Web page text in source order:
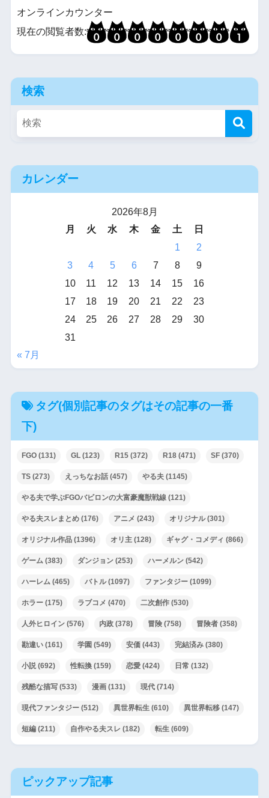
オンラインカウンター
現在の閲覧者数:
検索
カレンダー
2026年8月
月
火 水 木 金 土
日
1
2
3
4 5 6 7 8
9
10
11 12 13 14 15
16
17
18 19 20 21 22
23
24
25 26 27 28 29
30
31
« 7月
タグ(個別記事のタグはその記事の一番
下)
FGO(131) GL(123) R15(372) R18(471) SF(370)
TS(273) えっちなお話(457) やる夫(1145)
やる夫で学ぶFGOバビロンの大富豪魔獣戦線(121)
やる夫スレまとめ(176) アニメ (243) オリジナル(301)
オリジナル作品(1396) オリ主(128) ギャグ・コメディ (866)
ゲーム(383) ダンジョン(253) ハーメルン(542)
ハーレム(465) バトル(1097) ファンタジー(1099)
ホラー(175) ラブコメ (470) 二次創作(530)
人外ヒロイン(576) 内政(378) 冒険(758) 冒険者(358)
勘違い(161) 学園 (549) 安価(443) 完結済み(380)
小説(692) 性転換(159) 恋愛(424) 日常 (132)
残酷な描写(533) 漫画(131) 現代(714)
現代ファンタジー(512) 異世界転生(610) 異世界転移(147)
短編(211) 自作やる夫スレ (182) 転生(609)
ピックアップ記事